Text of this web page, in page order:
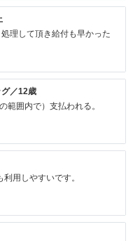
理して頂き給付も早かった
グ／12歳
範囲内で）支払われる。
用しやすいです。